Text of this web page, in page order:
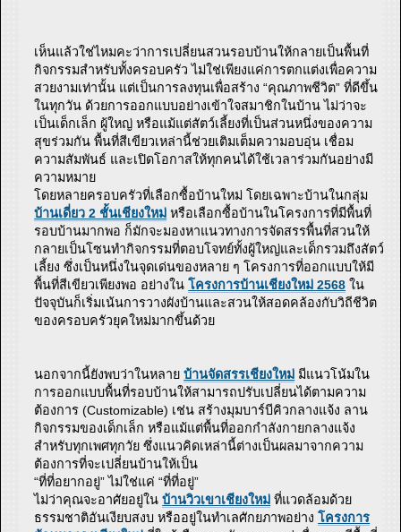
เห็นแล้วใช่ไหมคะว่าการเปลี่ยนสวนรอบบ้านให้กลายเป็นพื้นที่
กิจกรรมสำหรับทั้งครอบครัว ไม่ใช่เพียงแค่การตกแต่งเพื่อความ
สวยงามเท่านั้น แต่เป็นการลงทุนเพื่อสร้าง “คุณภาพชีวิต” ที่ดีขึ้น
ในทุกวัน ด้วยการออกแบบอย่างเข้าใจสมาชิกในบ้าน ไม่ว่าจะ
เป็นเด็กเล็ก ผู้ใหญ่ หรือแม้แต่สัตว์เลี้ยงที่เป็นส่วนหนึ่งของความ
สุขร่วมกัน พื้นที่สีเขียวเหล่านี้ช่วยเติมเต็มความอบอุ่น เชื่อม
ความสัมพันธ์ และเปิดโอกาสให้ทุกคนได้ใช้เวลาร่วมกันอย่างมี
ความหมาย
โดยหลายครอบครัวที่เลือกซื้อบ้านใหม่ โดยเฉพาะบ้านในกลุ่ม
บ้านเดี่ยว 2 ชั้นเชียงใหม่ หรือเลือกซื้อบ้านในโครงการที่มีพื้นที่
รอบบ้านมากพอ ก็มักจะมองหาแนวทางการจัดสรรพื้นที่สวนให้
กลายเป็นโซนทำกิจกรรมที่ตอบโจทย์ทั้งผู้ใหญ่และเด็กรวมถึงสัตว์
เลี้ยง ซึ่งเป็นหนึ่งในจุดเด่นของหลาย ๆ โครงการที่ออกแบบให้มี
พื้นที่สีเขียวเพียงพอ อย่างในโครงการบ้านเชียงใหม่ 2568 ใน
ปัจจุบันก็เริ่มเน้นการวางผังบ้านและสวนให้สอดคล้องกับวิถีชีวิต
ของครอบครัวยุคใหม่มากขึ้นด้วย
นอกจากนี้ยังพบว่าในหลายบ้านจัดสรรเชียงใหม่ มีแนวโน้มใน
การออกแบบพื้นที่รอบบ้านให้สามารถปรับเปลี่ยนได้ตามความ
ต้องการ (Customizable) เช่น สร้างมุมบาร์บีคิวกลางแจ้ง ลาน
กิจกรรมของเด็กเล็ก หรือแม้แต่พื้นที่ออกกำลังกายกลางแจ้ง
สำหรับทุกเพศทุกวัย ซึ่งแนวคิดเหล่านี้ต่างเป็นผลมาจากความ
ต้องการที่จะเปลี่ยนบ้านให้เป็น
“ที่ที่อยากอยู่” ไม่ใช่แค่ “ที่ที่อยู่”
ไม่ว่าคุณจะอาศัยอยู่ในบ้านวิวเขาเชียงใหม่ ที่แวดล้อมด้วย
ธรรมชาติอันเงียบสงบ หรืออยู่ในทำเลศักยภาพอย่างโครงการ